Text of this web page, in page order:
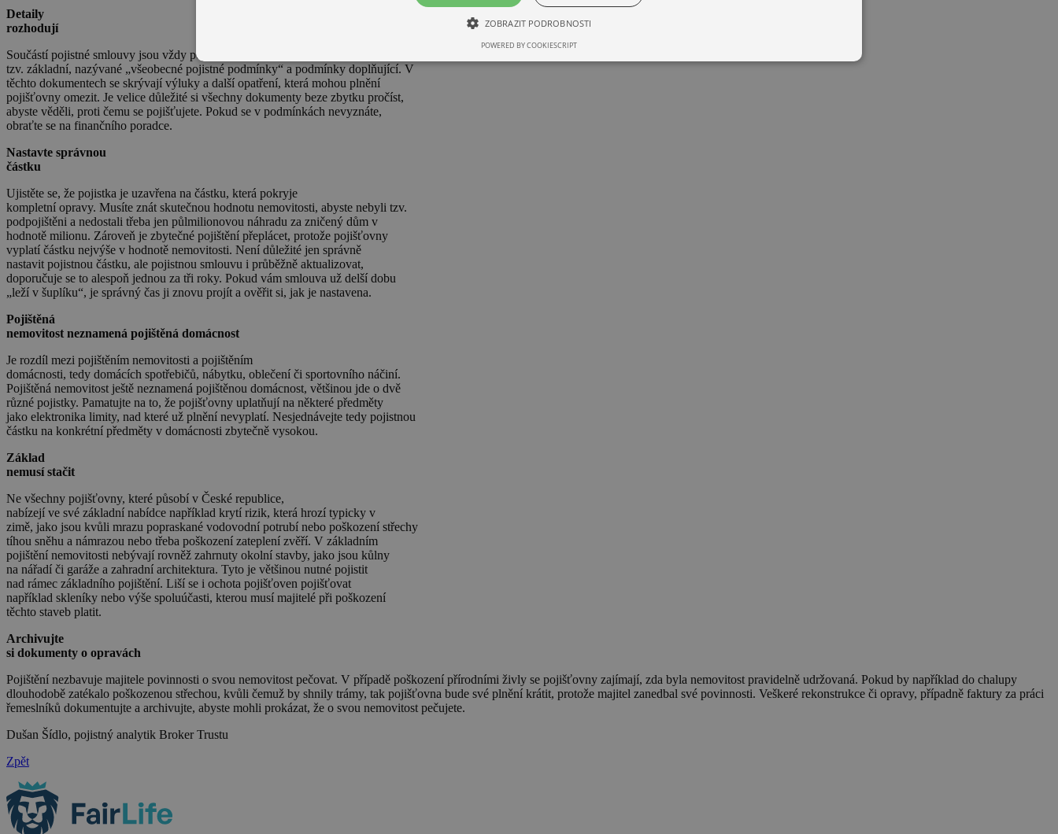
Detaily
rozhodují
Součástí pojistné smlouvy jsou vždy pojistné podmínky. Jsou
tzv. základní, nazývané „všeobecné pojistné podmínky“ a podmínky doplňující. V
těchto dokumentech se skrývají výluky a další opatření, která mohou plnění
pojišťovny omezit. Je velice důležité si všechny dokumenty beze zbytku pročíst,
abyste věděli, proti čemu se pojišťujete. Pokud se v podmínkách nevyznáte,
obraťte se na finančního poradce.
Nastavte správnou
částku
Ujistěte se, že pojistka je uzavřena na částku, která pokryje
kompletní opravy. Musíte znát skutečnou hodnotu nemovitosti, abyste nebyli tzv.
podpojištěni a nedostali třeba jen půlmilionovou náhradu za zničený dům v
hodnotě milionu. Zároveň je zbytečné pojištění přeplácet, protože pojišťovny
vyplatí částku nejvýše v hodnotě nemovitosti. Není důležité jen správně
nastavit pojistnou částku, ale pojistnou smlouvu i průběžně aktualizovat,
doporučuje se to alespoň jednou za tři roky. Pokud vám smlouva už delší dobu
„leží v šuplíku“, je správný čas ji znovu projít a ověřit si, jak je nastavena.
Pojištěná
nemovitost neznamená pojištěná domácnost
Je rozdíl mezi pojištěním nemovitosti a pojištěním
domácnosti, tedy domácích spotřebičů, nábytku, oblečení či sportovního náčiní.
Pojištěná nemovitost ještě neznamená pojištěnou domácnost, většinou jde o dvě
různé pojistky. Pamatujte na to, že pojišťovny uplatňují na některé předměty
jako elektronika limity, nad které už plnění nevyplatí. Nesjednávejte tedy pojistnou
částku na konkrétní předměty v domácnosti zbytečně vysokou.
Základ
nemusí stačit
Ne všechny pojišťovny, které působí v České republice,
nabízejí ve své základní nabídce například krytí rizik, která hrozí typicky v
zimě, jako jsou kvůli mrazu popraskané vodovodní potrubí nebo poškození střechy
tíhou sněhu a námrazou nebo třeba poškození zateplení zvěří. V základním
pojištění nemovitosti nebývají rovněž zahrnuty okolní stavby, jako jsou kůlny
na nářadí či garáže a zahradní architektura. Tyto je většinou nutné pojistit
nad rámec základního pojištění. Liší se i ochota pojišťoven pojišťovat
například skleníky nebo výše spoluúčasti, kterou musí majitelé při poškození
těchto staveb platit.
Archivujte
si dokumenty o opravách
Pojištění nezbavuje majitele povinnosti o svou nemovitost pečovat. V případě poškození přírodními živly se pojišťovny zajímají, zda byla nemovitost pravidelně udržovaná. Pokud by například do chalupy
dlouhodobě zatékalo poškozenou střechou, kvůli čemuž by shnily trámy, tak pojišťovna bude své plnění krátit, protože majitel zanedbal své povinnosti. Veškeré rekonstrukce či opravy, případně faktury za práci
řemeslníků dokumentujte a archivujte, abyste mohli prokázat, že o svou nemovitost pečujete.
Dušan Šídlo, pojistný analytik Broker Trustu
Zpět
ZOBRAZIT PODROBNOSTI
POWERED BY COOKIESCRIPT